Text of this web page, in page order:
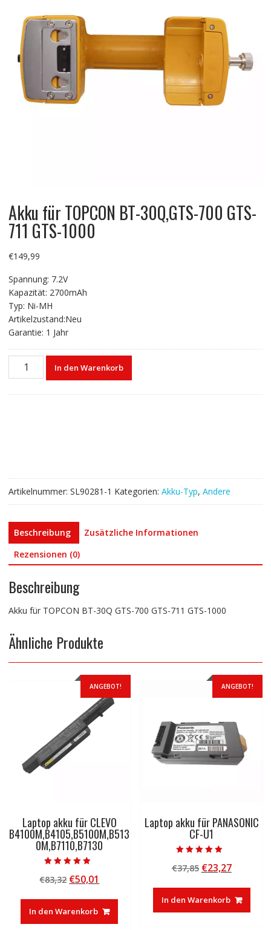
Akku für TOPCON BT-30Q,GTS-700 GTS-
711 GTS-1000
€149,99
Spannung: 7.2V
Kapazität: 2700mAh
Typ: Ni-MH
Artikelzustand:Neu
Garantie: 1 Jahr
Akku
1000
Menge
In den Warenkorb
Artikelnummer: SL90281-1 Kategorien: Akku-Typ, Andere
Beschreibung
Zusätzliche Informationen
Rezensionen (0)
Beschreibung
Akku für TOPCON BT-30Q GTS-700 GTS-711 GTS-1000
Ähnliche Produkte
ANGEBOT!
Laptop akku für CLEVO
B4100M,B4105,B5100M,B513
0M,B7110,B7130
5.00
von 5
€83,32 Ursprünglicher
war:
€83,32
€50,01
ist:
€50,01.
In den Warenkorb
ANGEBOT!
Laptop akku für PANASONIC
CF-U1
5.00
von 5
€37,85 Ursprünglicher
war:
€37,85
€23,27
ist:
€23,27.
In den Warenkorb